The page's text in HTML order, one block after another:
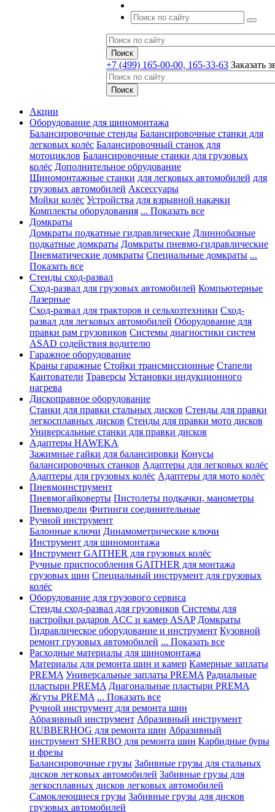
+7 (499) 165-00-00, 165-33-63 Заказать
Акции
Оборудование для шиномонтажа
Балансировочные стенды Балансировочные станки для
легковых колёс Балансировочный станок для
мотоциклов Балансировочные станки для грузовых
колёс Дополнительное обрудование
Шиномонтажные станки для легковых автомобилей для
грузовых автомобилей Аксессуары
Мойки колёс Устройства для взрывной накачки
Комплекты оборудования ... Показать все
Домкраты
Домкраты подкатные гидравлические Длиннобазные
подкатные домкраты Домкраты пневмо-гидравлические
Пневматические домкраты Специальные домкраты ...
Показать все
Стенды сход-развал
Сход-развал для грузовых автомобилей Компьютерные
Лазерные
Сход-развал для тракторов и сельхозтехники Сход-
развал для легковых автомобилей Оборудование для
правки рам грузовиков Системы диагностики систем
ASAD содействия водителю
Гаражное оборудование
Краны гаражные Стойки трансмиссионные Стапели
Кантователи Траверсы Установки индукционного
нагрева
Дископравное оборудование
Станки для правки стальных дисков Стенды для правки
легкосплавных дисков Стенды для правки мото дисков
Универсальные станки для правки дисков
Адаптеры HAWEKA
Зажимные гайки для балансировки Конусы
балансировочных станков Адаптеры для легковых колёс
Адаптеры для грузовых колёс Адаптеры для мото колёс
Пневмоинструмент
Пневмогайковерты Пистолеты подкачки, манометры
Пневмодрели Фитинги соединительные
Ручной инструмент
Балонные ключи Динамометрические ключи
Инструмент для шиномонтажа
Инструмент GAITHER для грузовых колёс
Ручные приспособления GAITHER для монтажа
грузовых шин Специальный инструмент для грузовых
колёс
Оборудование для грузового сервиса
Стенды сход-развал для грузовиков Системы для
настройки радаров ACC и камер ASAP Домкраты
Гидравлическое оборудование и инструмент Кузовной
ремонт грузовых автомобилей ... Показать все
Расходные материалы для шиномонтажа
Материалы для ремонта шин и камер Камерные заплаты
PREMA Универсальные заплаты PREMA Радиальные
пластыри PREMA Диагональные пластыри PREMA
Жгуты PREMA ... Показать все
Ручной инструмент для ремонта шин
Абразивный инструмент Абразивный инструмент
RUBBERHOG для ремонта шин Абразивный
инструмент SHERBO для ремонта шин Карбидные буры
и фрезы
Балансировочные грузы Забивные грузы для стальных
дисков легковых автомобилей Забивные грузы для
легкосплавных дисков легковых автомобилей
Самоклеющиеся грузы Забивные грузы для дисков
грузовых автомобилей